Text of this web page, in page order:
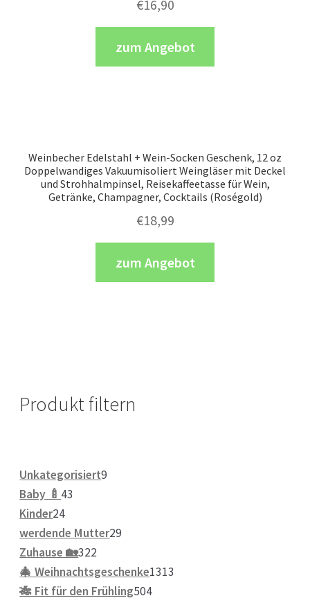
€16,90
zum Angebot
Weinbecher Edelstahl + Wein-Socken Geschenk, 12 oz
Doppelwandiges Vakuumisoliert Weingläser mit Deckel
und Strohhalmpinsel, Reisekaffeetasse für Wein,
Getränke, Champagner, Cocktails (Roségold)
€18,99
zum Angebot
Produkt filtern
Unkategorisiert9
Baby 🍼 43
Kinder2424
Produkte
werdende Mutter29
Zuhause 🏡322
Produkte
🎄 Weihnachtsgeschenke1313
🎋 Fit für den Frühling504504